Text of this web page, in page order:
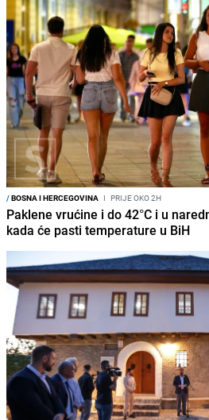
/BOSNA I HERCEGOVINA I PRIJE OKO 2H
Paklene vrućine i do 42°C i u
kada će pasti temperature u BiH